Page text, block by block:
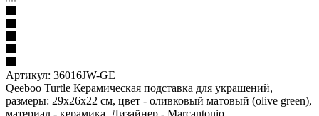
Артикул: 36016JW-GE
Qeeboo Turtle Керамическая подставка для украшений,
размеры: 29x26x22 см, цвет - оливковый матовый (olive green),
материал - керамика. Дизайнер - Marcantonio.